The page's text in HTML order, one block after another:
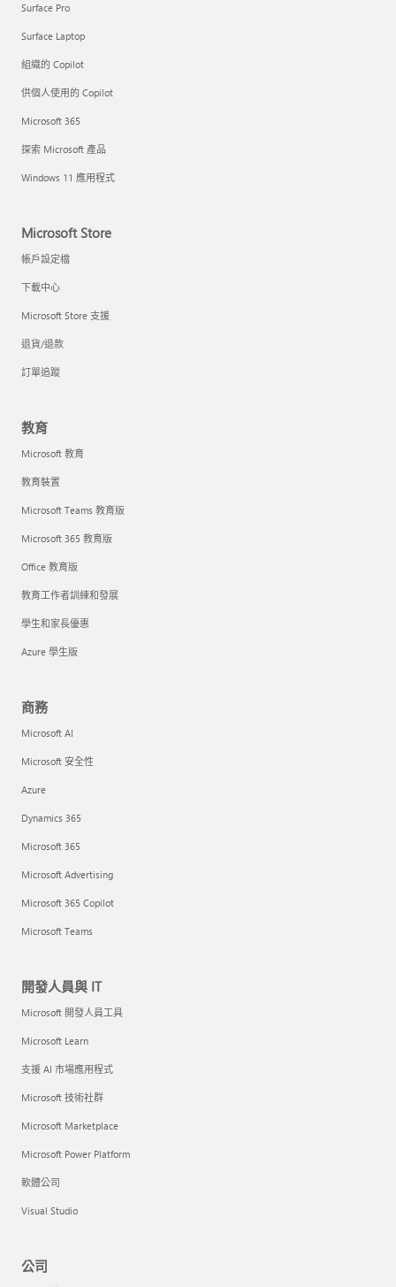
Surface Pro
Surface Laptop
組織的 Copilot
供個人使用的 Copilot
Microsoft 365
探索 Microsoft 產品
Windows 11 應用程式
Microsoft Store
帳戶設定檔
下載中心
Microsoft Store 支援
退貨/退款
訂單追蹤
教育
Microsoft 教育
教育裝置
Microsoft Teams 教育版
Microsoft 365 教育版
Office 教育版
教育工作者訓練和發展
學生和家長優惠
Azure 學生版
商務
Microsoft AI
Microsoft 安全性
Azure
Dynamics 365
Microsoft 365
Microsoft Advertising
Microsoft 365 Copilot
Microsoft Teams
開發人員與 IT
Microsoft 開發人員工具
Microsoft Learn
支援 AI 市場應用程式
Microsoft 技術社群
Microsoft Marketplace
Microsoft Power Platform
軟體公司
Visual Studio
公司